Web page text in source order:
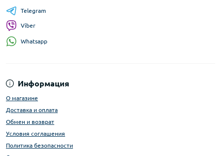
Информация
О магазине
Доставка и оплата
Обмен и возврат
Условия соглашения
Политика безопасности
Telegram
Viber
Whatsapp